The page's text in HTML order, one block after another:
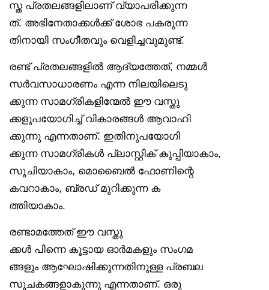
സ്ത പ്രതലങ്ങളിലാണ് വ്യാപരിക്കുന്ന
ത്. അഭിനേതാക്കൾക്ക് ശോഭ പകരുന്ന
തിനായി സംഗീതവും വെളിച്ചവുമുണ്ട്.
രണ്ട് പ്രതലങ്ങളിൽ ആദ്യത്തേത്, നമ്മൾ
സർവസാധാരണം എന്ന നിലയിലെടു
ക്കുന്ന സാമഗ്രികളിന്മേൽ ഈ വസ്തു
ക്കളുപയോഗിച്ച് വികാരങ്ങൾ ആവാഹി
ക്കുന്നു എന്നതാണ്. ഇതിനുപയോഗി
ക്കുന്ന സാമഗ്രികൾ പ്ലാസ്റ്റിക് കുപ്പിയാകാം,
സൂചിയാകാം, മൊബൈൽ ഫോണിന്റെ
കവറാകാം, ബ്രഡ് മുറിക്കുന്ന ക
ത്തിയാകാം.
രണ്ടാമത്തേത് ഈ വസ്തു
ക്കൾ പിന്നെ കൂട്ടായ ഓർമകളും സംഗമ
ങ്ങളും ആഘോഷിക്കുന്നതിനുള്ള പ്രബല
സൂചകങ്ങളാകുന്നു എന്നതാണ്. ഒരു